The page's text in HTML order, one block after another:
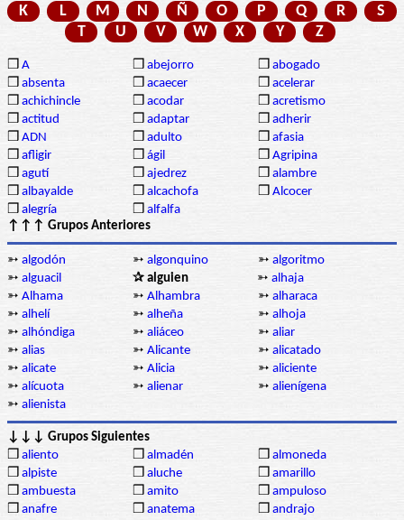
K
L M N Ñ O P Q R
S
T
U V W X Y Z
❒ A ❒ abejorro ❒ abogado
❒ absenta ❒ acaecer ❒ acelerar
❒ achichincle ❒ acodar ❒ acretismo
❒ actitud ❒ adaptar ❒ adherir
❒ ADN ❒ adulto ❒ afasia
❒ afligir ❒ ágil ❒ Agripina
❒ agutí ❒ ajedrez ❒ alambre
❒ albayalde ❒ alcachofa ❒ Alcocer
❒ alegría ❒ alfalfa
↑↑↑ Grupos Anteriores
➳ algodón ➳ algonquino ➳ algoritmo
➳ alguacil ✰ alguien ➳ alhaja
➳ Alhama ➳ Alhambra ➳ alharaca
➳ alhelí ➳ alheña ➳ alhoja
➳ alhóndiga ➳ aliáceo ➳ aliar
➳ alias ➳ Alicante ➳ alicatado
➳ alicate ➳ Alicia ➳ aliciente
➳ alícuota ➳ alienar ➳ alienígena
➳ alienista
↓↓↓ Grupos Siguientes
❒ aliento ❒ almadén ❒ almoneda
❒ alpiste ❒ aluche ❒ amarillo
❒ ambuesta ❒ amito ❒ ampuloso
❒ anafre ❒ anatema ❒ andrajo